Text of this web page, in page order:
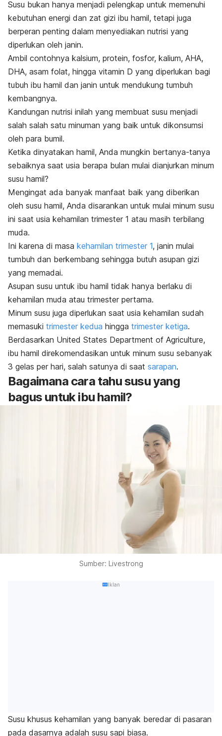
Susu bukan hanya menjadi pelengkap untuk memenuhi
kebutuhan energi dan zat gizi ibu hamil, tetapi juga
berperan penting dalam menyediakan nutrisi yang
diperlukan oleh janin.
Ambil contohnya kalsium, protein, fosfor, kalium, AHA,
DHA, asam folat, hingga vitamin D yang diperlukan bagi
tubuh ibu hamil dan janin untuk mendukung tumbuh
kembangnya.
Kandungan nutrisi inilah yang membuat susu menjadi
salah salah satu minuman yang baik untuk dikonsumsi
oleh para bumil.
Ketika dinyatakan hamil, Anda mungkin bertanya-tanya
sebaiknya saat usia berapa bulan mulai dianjurkan minum
susu hamil?
Mengingat ada banyak manfaat baik yang diberikan
oleh susu hamil, Anda disarankan untuk mulai minum susu
ini saat usia kehamilan trimester 1 atau masih terbilang
muda.
Ini karena di masa kehamilan trimester 1, janin mulai
tumbuh dan berkembang sehingga butuh asupan gizi
yang memadai.
Asupan susu untuk ibu hamil tidak hanya berlaku di
kehamilan muda atau trimester pertama.
Minum susu juga diperlukan saat usia kehamilan sudah
memasuki trimester kedua hingga trimester ketiga.
Berdasarkan United States Department of Agriculture,
ibu hamil direkomendasikan untuk minum susu sebanyak
3 gelas per hari, salah satunya di saat sarapan.
Bagaimana cara tahu susu yang
bagus untuk ibu hamil?
Sumber: Livestrong
Iklan
Susu khusus kehamilan yang banyak beredar di pasaran
pada dasarnya adalah susu sapi biasa.